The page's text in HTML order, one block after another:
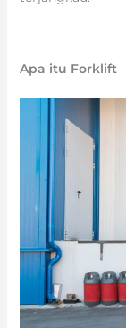
Apa itu Forklift